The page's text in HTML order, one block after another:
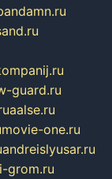
guard.ru
aalse.ru
movie-one.ru
andreislyusar.ru
grom.ru